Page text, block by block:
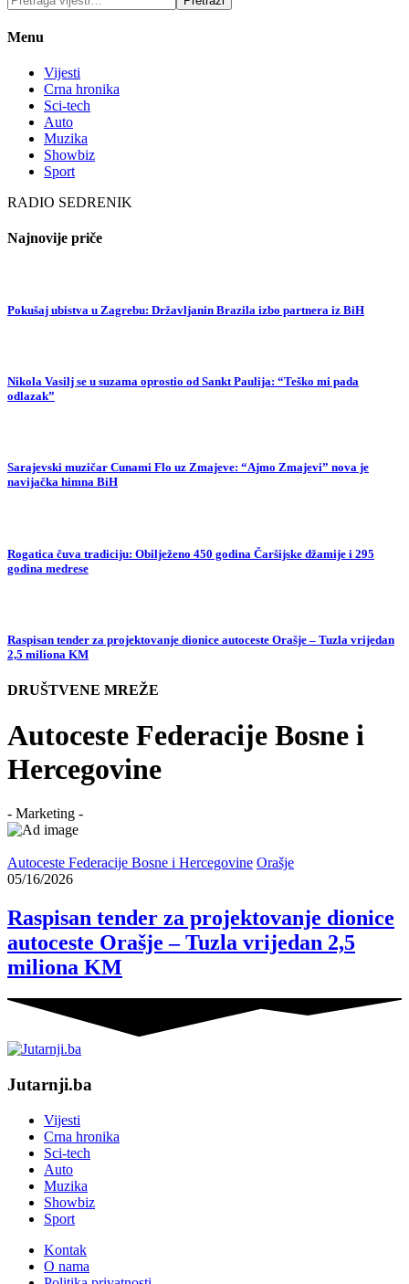
Menu
Vijesti
Crna hronika
Sci-tech
Auto
Muzika
Showbiz
Sport
RADIO SEDRENIK
Najnovije priče
Pokušaj ubistva u Zagrebu: Državljanin Brazila izbo partnera iz BiH
Nikola Vasilj se u suzama oprostio od Sankt Paulija: “Teško mi pada
odlazak”
Sarajevski muzičar Cunami Flo uz Zmajeve: “Ajmo Zmajevi” nova je
navijačka himna BiH
Rogatica čuva tradiciju: Obilježeno 450 godina Čaršijske džamije i 295
godina medrese
Raspisan tender za projektovanje dionice autoceste Orašje – Tuzla vrijedan
2,5 miliona KM
DRUŠTVENE MREŽE
Autoceste Federacije Bosne i
Hercegovine
- Marketing -
Autoceste Federacije Bosne i Hercegovine Orašje
05/16/2026
Raspisan tender za projektovanje dionice
autoceste Orašje – Tuzla vrijedan 2,5
miliona KM
Jutarnji.ba
Vijesti
Crna hronika
Sci-tech
Auto
Muzika
Showbiz
Sport
Kontak
O nama